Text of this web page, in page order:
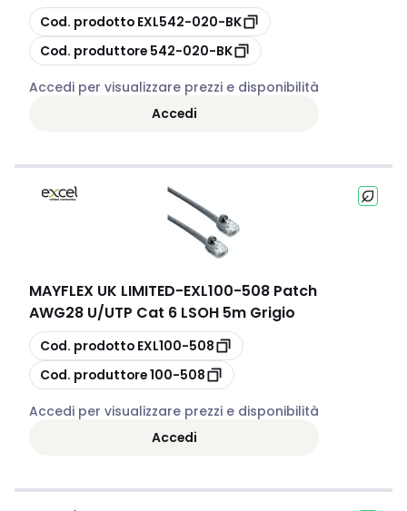
copia
Cod. prodotto EXL542-020-BK
copia
Cod. produttore 542-020-BK
Accedi per visualizzare prezzi e disponibilità
Accedi
MAYFLEX UK LIMITED-EXL100-508 Patch
AWG28 U/UTP Cat 6 LSOH 5m Grigio
copia
Cod. prodotto EXL100-508
copia
Cod. produttore100-508
Accedi per visualizzare prezzi e disponibilità
Accedi